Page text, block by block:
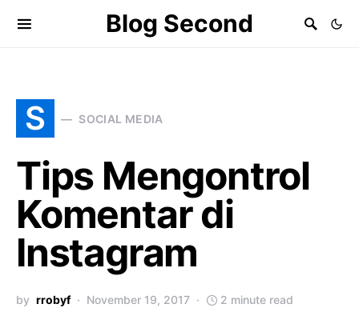
Blog Second
S SOCIAL MEDIA
Tips Mengontrol
Komentar di
Instagram
by rrobyf November 19, 2017 2 minute read